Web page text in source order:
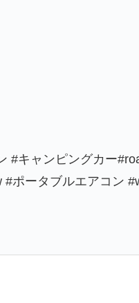
#キャンピングカー
ポータブルエアコン